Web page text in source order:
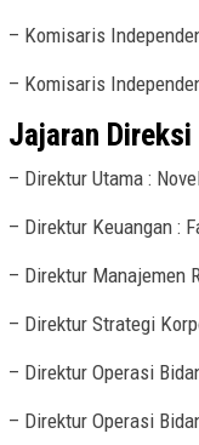
– Komisaris
– Komisaris
Jajaran Direksi
– Direktur Utama :
– Direktur Keuangan :
– Direktur Manajemen
– Direktur Strategi
– Direktur Operasi
– Direktur Operasi